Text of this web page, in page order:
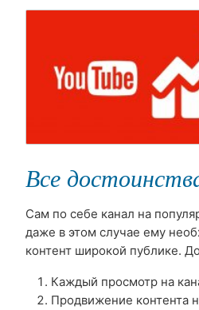
Все
Сам по себе канал на
даже в этом случае ему
контент широкой публике.
Каждый просмотр на
Продвижение контента